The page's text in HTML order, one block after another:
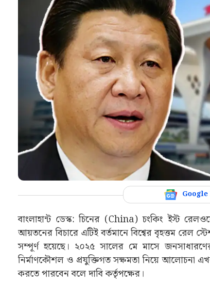
Google
বাংলাহান্ট ডেস্ক: চিনের (China) চংকিং ইস্ট
আয়তনের বিচারে এটিই বর্তমানে বিশ্বের বৃহত্তম রেল
সম্পূর্ণ হয়েছে। ২০২৫ সালের মে মাসে
নির্মাণকৌশল ও প্রযুক্তিগত সক্ষমতা নিয়ে আলোচনা
করতে পারবেন বলে দাবি কর্তৃপক্ষের।